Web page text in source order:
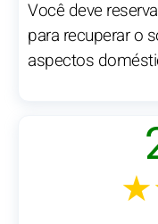
Você deve
para recuperar o
aspectos